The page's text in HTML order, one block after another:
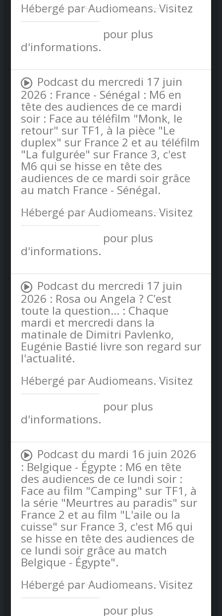
Hébergé par Audiomeans. Visitez
audiomeans.fr/politique-de-
pour plus
d'informations.
Podcast du mercredi 17 juin
2026 : France - Sénégal : M6 en
tête des audiences de ce mardi
soir : Face au téléfilm "Monk, le
retour" sur TF1, à la pièce "Le
duplex" sur France 2 et au téléfilm
"La fulgurée" sur France 3, c'est
M6 qui se hisse en tête des
audiences de ce mardi soir grâce
au match France - Sénégal.
Hébergé par Audiomeans. Visitez
audiomeans.fr/politique-de-
pour plus
d'informations.
Podcast du mercredi 17 juin
2026 : Rosa ou Angela ? C’est
toute la question… : Chaque
mardi et mercredi dans la
matinale de Dimitri Pavlenko,
Eugénie Bastié livre son regard sur
l'actualité.
Hébergé par Audiomeans. Visitez
audiomeans.fr/politique-de-
pour plus
d'informations.
Podcast du mardi 16 juin 2026
: Belgique - Égypte : M6 en tête
des audiences de ce lundi soir :
Face au film "Camping" sur TF1, à
la série "Meurtres au paradis" sur
France 2 et au film "L'aile ou la
cuisse" sur France 3, c'est M6 qui
se hisse en tête des audiences de
ce lundi soir grâce au match
Belgique - Égypte".
Hébergé par Audiomeans. Visitez
audiomeans.fr/politique-de-
pour plus